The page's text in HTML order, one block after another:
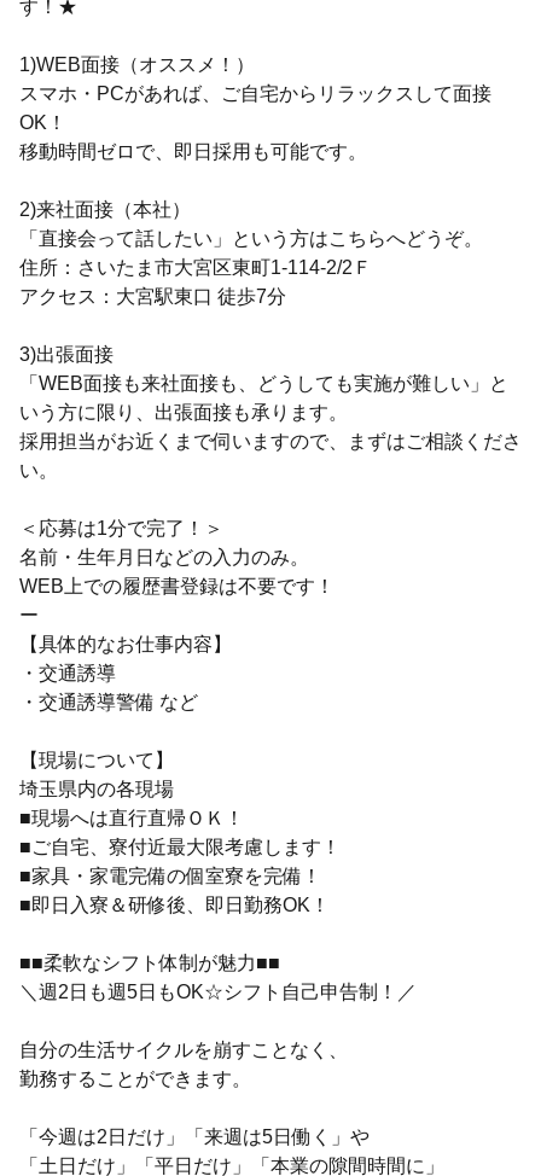
す！★
1)WEB面接（オススメ！）
スマホ・PCがあれば、ご自宅からリラックスして面接
OK！
移動時間ゼロで、即日採用も可能です。
2)来社面接（本社）
「直接会って話したい」という方はこちらへどうぞ。
住所：さいたま市大宮区東町1-114-2/2Ｆ
アクセス：大宮駅東口 徒歩7分
3)出張面接
「WEB面接も来社面接も、どうしても実施が難しい」と
いう方に限り、出張面接も承ります。
採用担当がお近くまで伺いますので、まずはご相談くださ
い。
＜応募は1分で完了！＞
名前・生年月日などの入力のみ。
WEB上での履歴書登録は不要です！
ー
【具体的なお仕事内容】
・交通誘導
・交通誘導警備 など
【現場について】
埼玉県内の各現場
■現場へは直行直帰ＯＫ！
■ご自宅、寮付近最大限考慮します！
■家具・家電完備の個室寮を完備！
■即日入寮＆研修後、即日勤務OK！
■■柔軟なシフト体制が魅力■■
＼週2日も週5日もOK☆シフト自己申告制！／
自分の生活サイクルを崩すことなく、
勤務することができます。
「今週は2日だけ」「来週は5日働く」や
「土日だけ」「平日だけ」「本業の隙間時間に」